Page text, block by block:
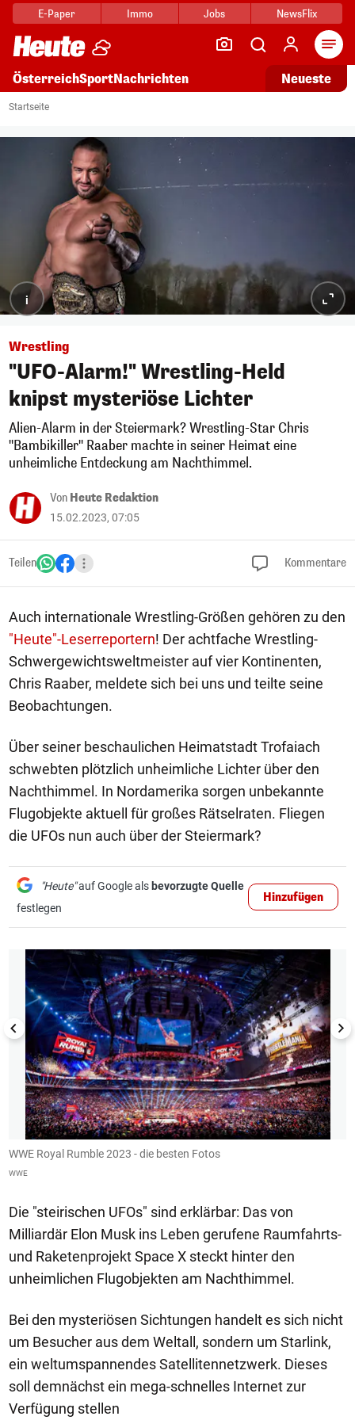
E-Paper Immo Jobs NewsFlix
ÖsterreichSportNachrichten Neueste
Startseite
i
Wrestling
"UFO-Alarm!" Wrestling-Held
knipst mysteriöse Lichter
Alien-Alarm in der Steiermark? Wrestling-Star Chris
"Bambikiller" Raaber machte in seiner Heimat eine
unheimliche Entdeckung am Nachthimmel.
Von Heute Redaktion
15.02.2023, 07:05
Teilen Kommentare
Auch internationale Wrestling-Größen gehören zu den
"Heute"-Leserreportern! Der achtfache Wrestling-
Schwergewichtsweltmeister auf vier Kontinenten,
Chris Raaber, meldete sich bei uns und teilte seine
Beobachtungen.
Über seiner beschaulichen Heimatstadt Trofaiach
schwebten plötzlich unheimliche Lichter über den
Nachthimmel. In Nordamerika sorgen unbekannte
Flugobjekte aktuell für großes Rätselraten. Fliegen
die UFOs nun auch über der Steiermark?
"Heute"auf Google als bevorzugte Quelle
festlegen
Hinzufügen
1/14
WWE Royal Rumble 2023 - die besten Fotos
WWE
Die "steirischen UFOs" sind erklärbar: Das von
Milliardär Elon Musk ins Leben gerufene Raumfahrts-
und Raketenprojekt Space X steckt hinter den
unheimlichen Flugobjekten am Nachthimmel.
Bei den mysteriösen Sichtungen handelt es sich nicht
um Besucher aus dem Weltall, sondern um Starlink,
ein weltumspannendes Satellitennetzwerk. Dieses
soll demnächst ein mega-schnelles Internet zur
Verfügung stellen